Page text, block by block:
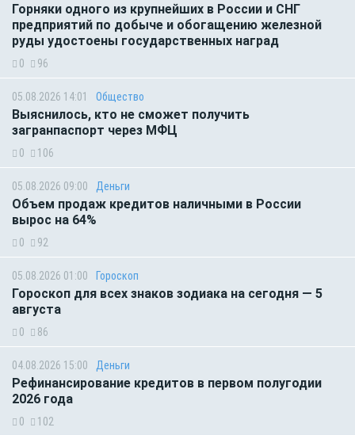
Горняки одного из крупнейших в России и СНГ
предприятий по добыче и обогащению железной
руды удостоены государственных наград
0 96
05.08.2026 14:01 Общество
Выяснилось, кто не сможет получить
загранпаспорт через МФЦ
0 106
05.08.2026 09:00 Деньги
Объем продаж кредитов наличными в России
вырос на 64%
0 92
05.08.2026 01:00 Гороскоп
Гороскоп для всех знаков зодиака на сегодня — 5
августа
0 86
04.08.2026 15:00 Деньги
Рефинансирование кредитов в первом полугодии
2026 года
0 102